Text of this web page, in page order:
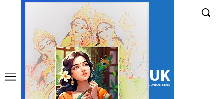
UK
LONDON NEWS